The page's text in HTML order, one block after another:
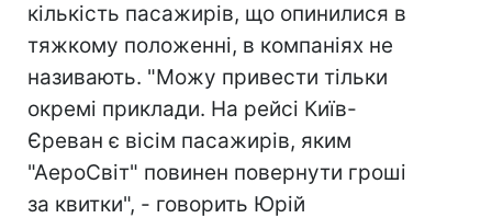
кількість пасажирів, що опинилися в
тяжкому положенні, в компаніях не
називають. "Можу привести тільки
окремі приклади. На рейсі Київ-
Єреван є вісім пасажирів, яким
"АероСвіт" повинен повернути гроші
за квитки", - говорить Юрій